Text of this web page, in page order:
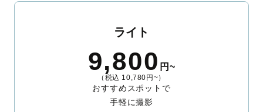
ライト
9,800 円~
（税込 10,780円~）
おすすめスポットで
手軽に撮影